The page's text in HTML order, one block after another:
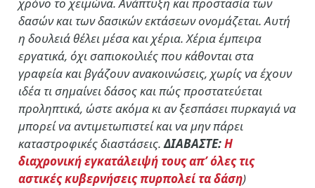
χρόνο το χειμώνα. Ανάπτυξη και προστασία των
δασών και των δασικών εκτάσεων ονομάζεται. Αυτή
η δουλειά θέλει μέσα και χέρια. Χέρια έμπειρα
εργατικά, όχι σαπιοκοιλιές που κάθονται στα
γραφεία και βγάζουν ανακοινώσεις, χωρίς να έχουν
ιδέα τι σημαίνει δάσος και πώς προστατεύεται
προληπτικά, ώστε ακόμα κι αν ξεσπάσει πυρκαγιά να
μπορεί να αντιμετωπιστεί και να μην πάρει
καταστροφικές διαστάσεις.ΔΙΑΒΑΣΤΕ:Η
διαχρονική εγκατάλειψή τους απ’ όλες τις
αστικές κυβερνήσεις πυρπολεί τα δάση)